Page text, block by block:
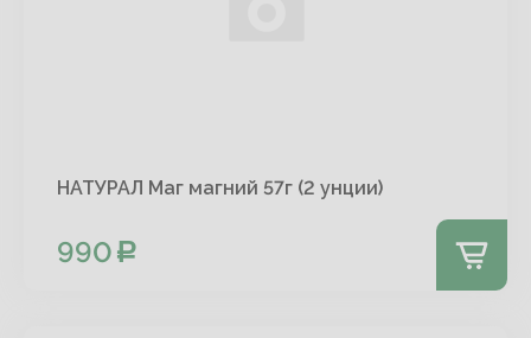
НАТУРАЛ Маг магний 57г (2 унции)
990